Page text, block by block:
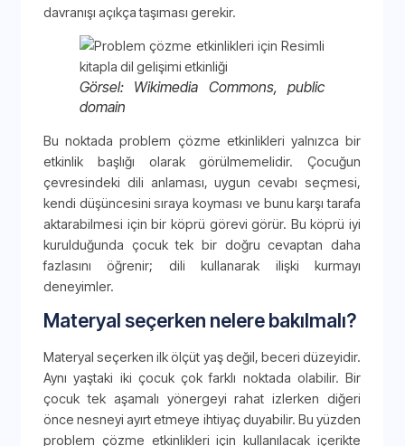
davranışı açıkça taşıması gerekir.
Görsel: Wikimedia Commons, public
domain
Bu noktada problem çözme etkinlikleri yalnızca bir
etkinlik başlığı olarak görülmemelidir. Çocuğun
çevresindeki dili anlaması, uygun cevabı seçmesi,
kendi düşüncesini sıraya koyması ve bunu karşı tarafa
aktarabilmesi için bir köprü görevi görür. Bu köprü iyi
kurulduğunda çocuk tek bir doğru cevaptan daha
fazlasını öğrenir; dili kullanarak ilişki kurmayı
deneyimler.
Materyal seçerken nelere bakılmalı?
Materyal seçerken ilk ölçüt yaş değil, beceri düzeyidir.
Aynı yaştaki iki çocuk çok farklı noktada olabilir. Bir
çocuk tek aşamalı yönergeyi rahat izlerken diğeri
önce nesneyi ayırt etmeye ihtiyaç duyabilir. Bu yüzden
problem çözme etkinlikleri için kullanılacak içerikte